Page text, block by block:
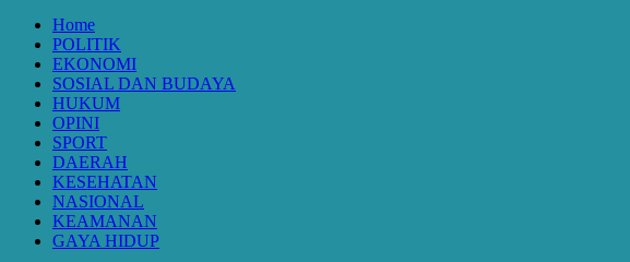
Home
POLITIK
EKONOMI
SOSIAL DAN BUDAYA
HUKUM
OPINI
SPORT
DAERAH
KESEHATAN
NASIONAL
KEAMANAN
GAYA HIDUP